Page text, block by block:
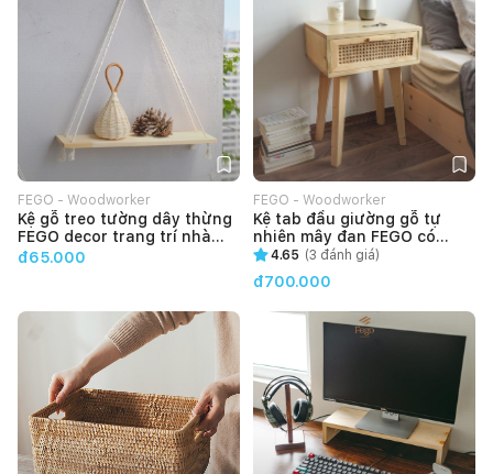
FEGO - Woodworker
Kệ gỗ treo tường dây thừng
FEGO decor trang trí nhà
cửa
đ65.000
FEGO - Woodworker
Kệ tab đầu giường gỗ tự
nhiên mây đan FEGO có
ngăn kéo trang trí phòng
ngủ, phòng khách
4.65 (3 đánh giá)
đ700.000